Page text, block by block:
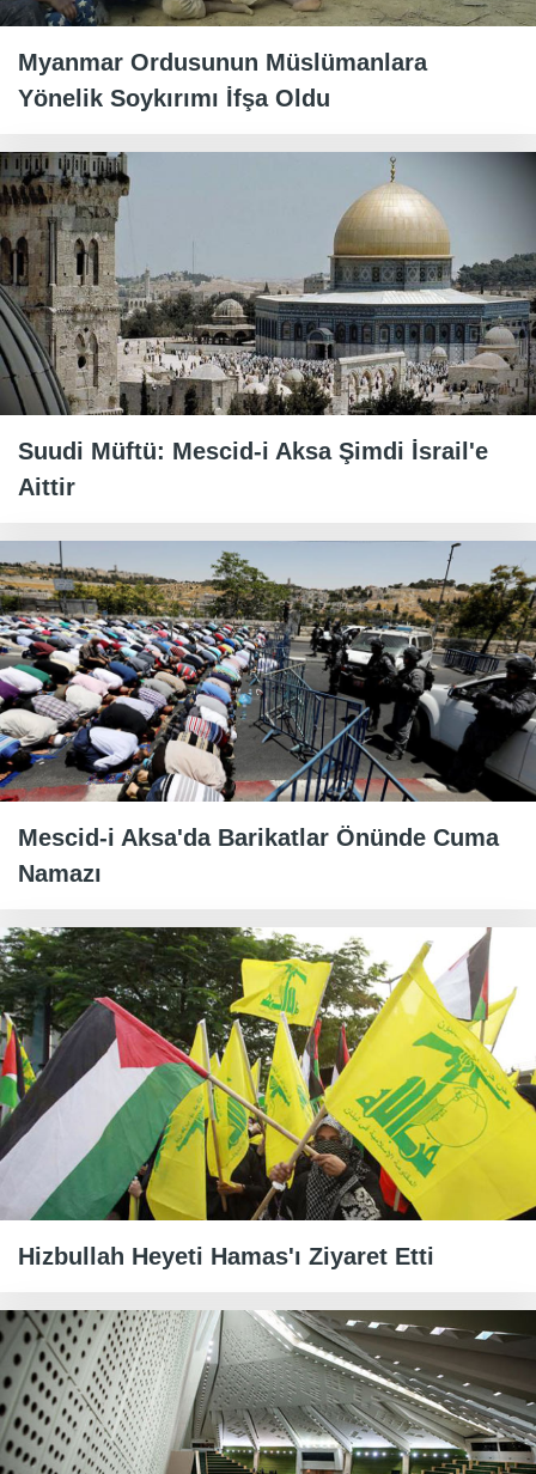
Myanmar Ordusunun Müslümanlara
Yönelik Soykırımı İfşa Oldu
Suudi Müftü: Mescid-i Aksa Şimdi İsrail'e
Aittir
Mescid-i Aksa'da Barikatlar Önünde Cuma
Namazı
Hizbullah Heyeti Hamas'ı Ziyaret Etti